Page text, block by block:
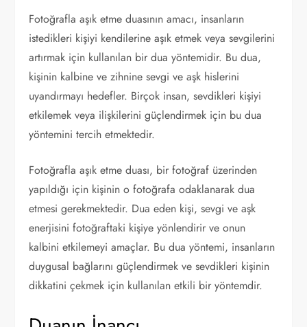
Fotoğrafla aşık etme duasının amacı, insanların
istedikleri kişiyi kendilerine aşık etmek veya sevgilerini
artırmak için kullanılan bir dua yöntemidir. Bu dua,
kişinin kalbine ve zihnine sevgi ve aşk hislerini
uyandırmayı hedefler. Birçok insan, sevdikleri kişiyi
etkilemek veya ilişkilerini güçlendirmek için bu dua
yöntemini tercih etmektedir.
Fotoğrafla aşık etme duası, bir fotoğraf üzerinden
yapıldığı için kişinin o fotoğrafa odaklanarak dua
etmesi gerekmektedir. Dua eden kişi, sevgi ve aşk
enerjisini fotoğraftaki kişiye yönlendirir ve onun
kalbini etkilemeyi amaçlar. Bu dua yöntemi, insanların
duygusal bağlarını güçlendirmek ve sevdikleri kişinin
dikkatini çekmek için kullanılan etkili bir yöntemdir.